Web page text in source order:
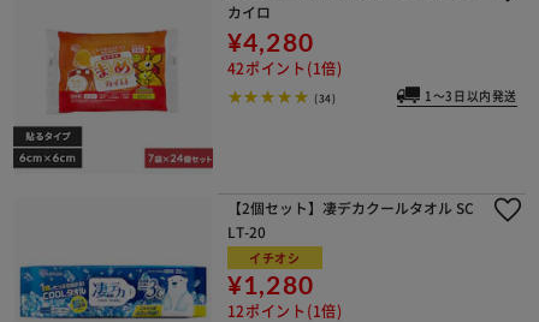
カイロ
¥4,280
42ポイント(1倍)
(34) 1～3日以内発送
【2個セット】凄デカクールタオル SC
LT-20
イチオシ
¥1,280
12ポイント(1倍)